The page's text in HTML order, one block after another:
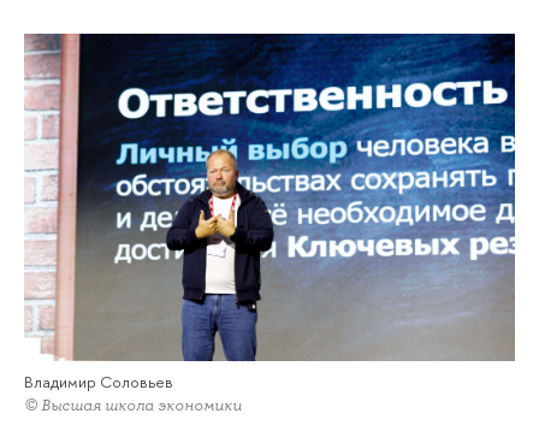
Владимир Соловьев
© Высшая школа экономики